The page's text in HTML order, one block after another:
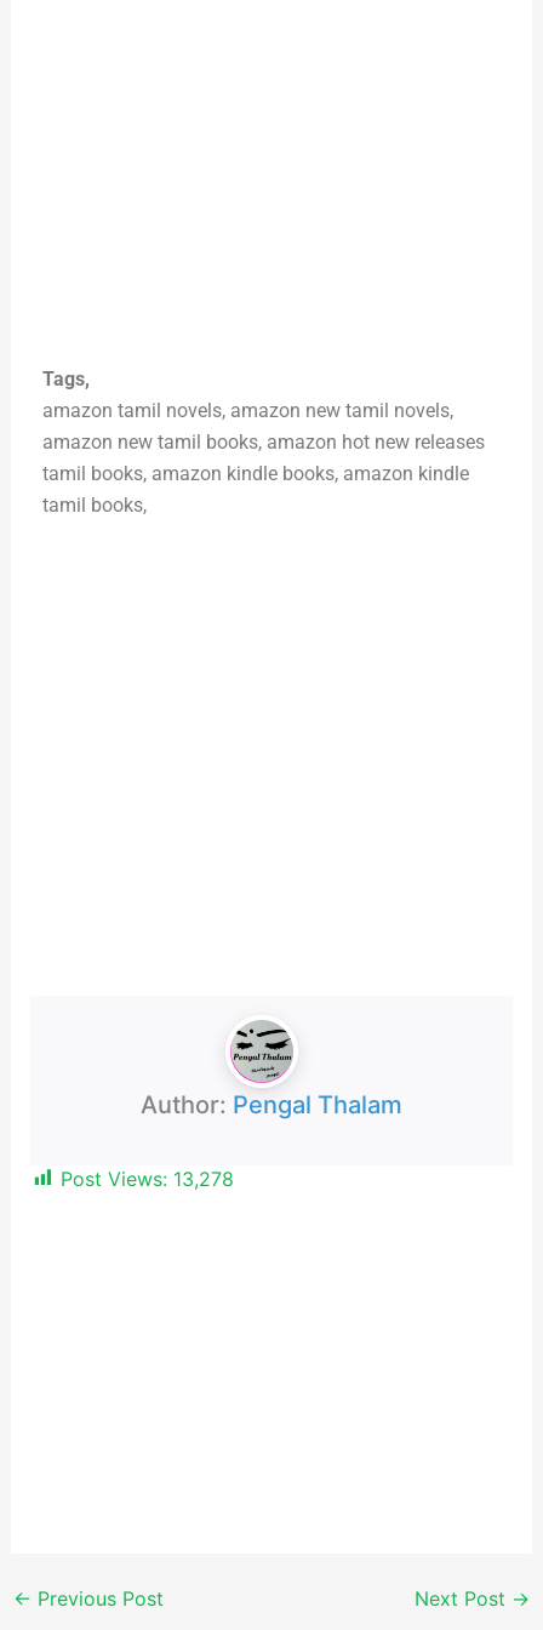
Tags,
amazon tamil novels, amazon new tamil novels,
amazon new tamil books, amazon hot new releases
tamil books, amazon kindle books, amazon kindle
tamil books,
Author: Pengal Thalam
Post Views: 13,278
← Previous Post Next Post →